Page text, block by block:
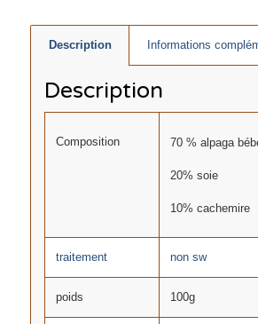
Description Informations
Description
Composition 70 % alpaga
20% soie
10% cachemire
traitement non sw
poids 100g